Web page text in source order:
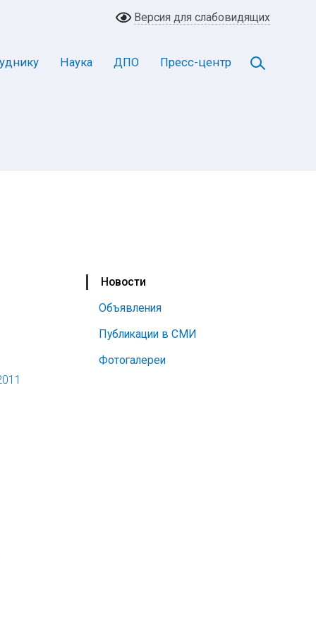
Версия для слабовидящих
Наука ДПО Пресс-центр
Новости
Объявления
Публикации в СМИ
Фотогалереи